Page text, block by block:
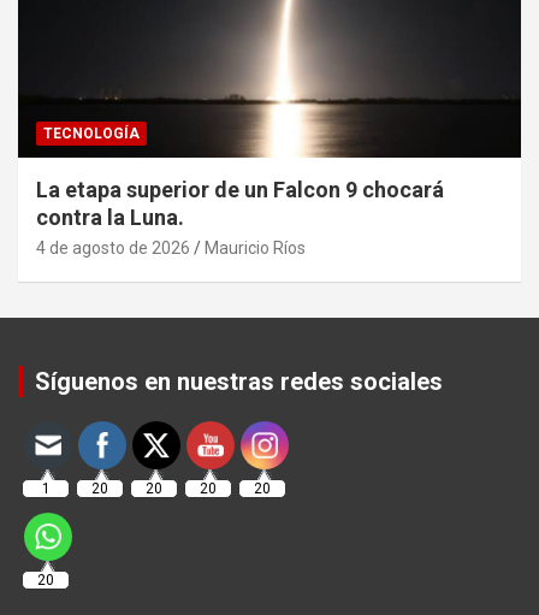
TECNOLOGÍA
La etapa superior de un Falcon 9 chocará
contra la Luna.
4 de agosto de 2026 Mauricio Ríos
Síguenos en nuestras redes sociales
1 20 20 20 20
20